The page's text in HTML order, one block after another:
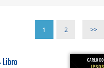
1 2 >>
Libro